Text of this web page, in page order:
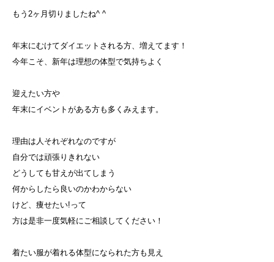
もう2ヶ月切りましたね^ ^
年末にむけてダイエットされる方、増えてます！
今年こそ、新年は理想の体型で気持ちよく
迎えたい方や
年末にイベントがある方も多くみえます。
理由は人それぞれなのですが
自分では頑張りきれない
どうしても甘えが出てしまう
何からしたら良いのかわからない
けど、痩せたい!って
方は是非一度気軽にご相談してください！
着たい服が着れる体型になられた方も見え